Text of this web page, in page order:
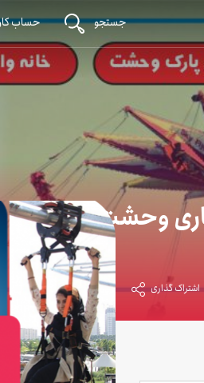
جستجو حساب
وحشت)
اشتراک گذاری